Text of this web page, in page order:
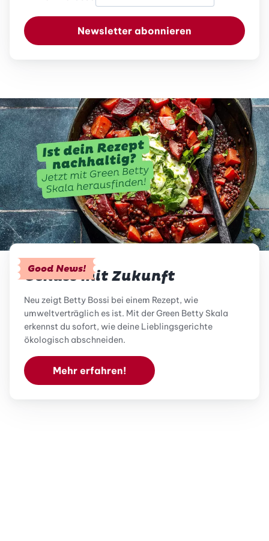
Newsletter abonnieren
Good News!
Genuss mit Zukunft
Neu zeigt Betty Bossi bei einem Rezept, wie
umweltverträglich es ist. Mit der Green Betty Skala
erkennst du sofort, wie deine Lieblingsgerichte
ökologisch abschneiden.
Mehr erfahren!